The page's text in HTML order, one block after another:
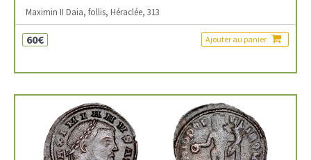
Maximin II Daia, follis, Héraclée, 313
60€ Ajouter au panier